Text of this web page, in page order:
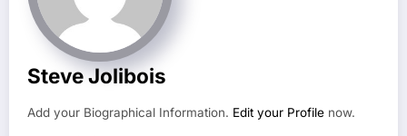
Steve Jolibois
Add your Biographical Information. Edit your Profile now.